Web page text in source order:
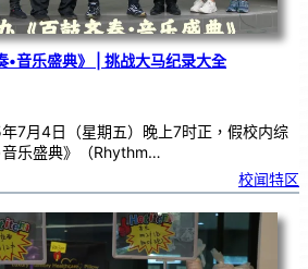
•音乐盛典》 | 挑战大马纪录大全
7月4日（星期五）晚上7时正，假校内综
乐盛典》（Rhythm…
校闻特区